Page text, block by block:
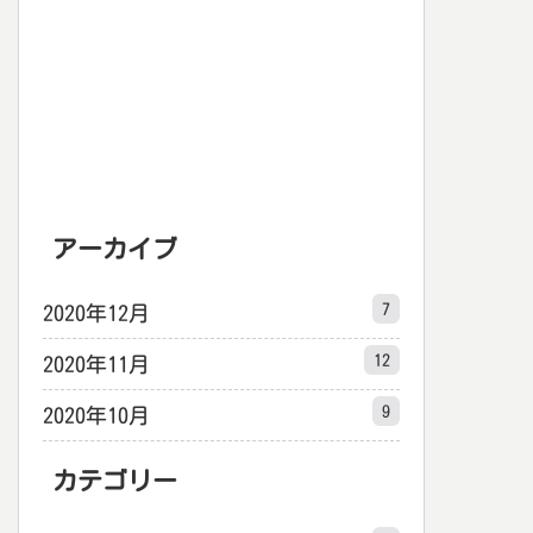
アーカイブ
2020年12月 7
2020年11月 12
2020年10月 9
カテゴリー